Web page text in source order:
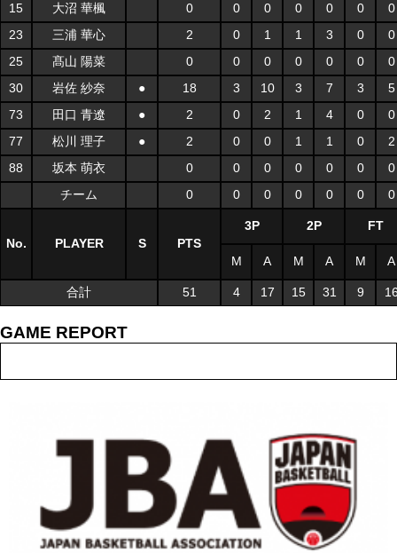
15
大沼 華楓 0 0 0 0 0 0
0
23
三浦 華心 2 0 1 1 3 0
0
25
髙山 陽菜 0 0 0 0 0 0
0
30
岩佐 紗奈 ● 18 3 10 3 7 3
5
73
田口 青遼 ● 2 0 2 1 4 0
0
77
松川 理子 ● 2 0 0 1 1 0
2
88
坂本 萌衣 0 0 0 0 0 0
0
チーム
0 0 0 0 0 0 0
No. PLAYER S PTS
3P 2P FT
M A M A M A
合計 51 4 17 15 31 9
GAME REPORT